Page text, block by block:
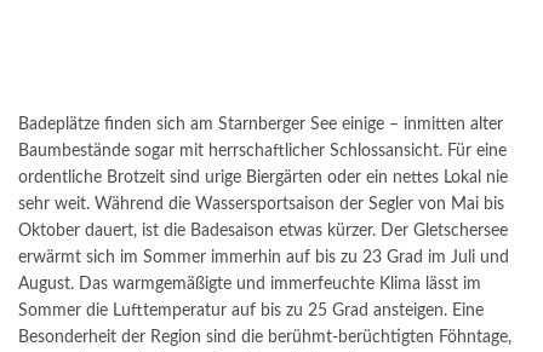
Badeplätze finden sich am Starnberger See einige – inmitten alter
Baumbestände sogar mit herrschaftlicher Schlossansicht. Für eine
ordentliche Brotzeit sind urige Biergärten oder ein nettes Lokal nie
sehr weit. Während die Wassersportsaison der Segler von Mai bis
Oktober dauert, ist die Badesaison etwas kürzer. Der Gletschersee
erwärmt sich im Sommer immerhin auf bis zu 23 Grad im Juli und
August. Das warmgemäßigte und immerfeuchte Klima lässt im
Sommer die Lufttemperatur auf bis zu 25 Grad ansteigen. Eine
Besonderheit der Region sind die berühmt-berüchtigten Föhntage,